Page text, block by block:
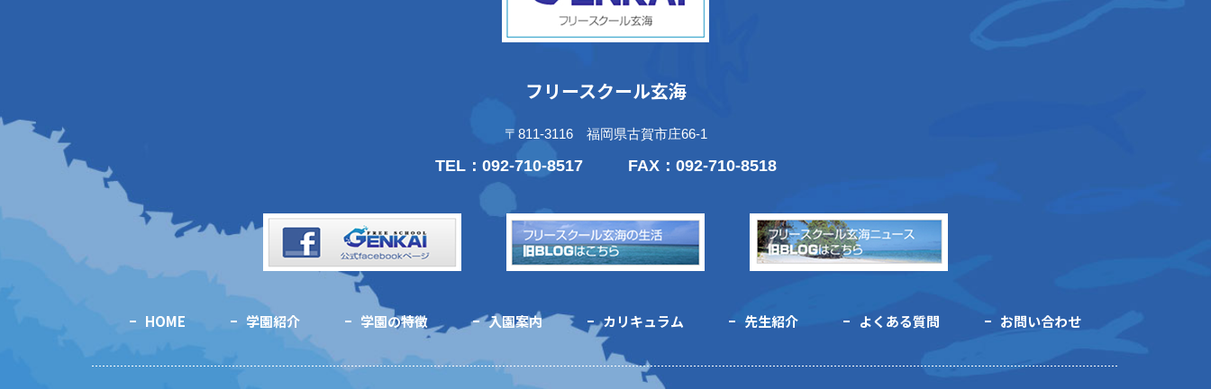
フリースクール玄海
〒811-3116 福岡県古賀市庄66-1
TEL： 092-710-8517 FAX：092-710-8518
HOME 学園紹介 学園の特徴 入園案内 カリキュラム 先生紹介 よくある質問 お問い合わせ